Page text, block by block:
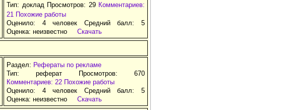
Тип: доклад Просмотров: 29 Комментариев:
21 Похожие работы
Оценило: 4 человек Средний балл: 5
Оценка: неизвестно Скачать
Раздел: Рефераты по рекламе
Тип: реферат Просмотров: 670
Комментариев: 22 Похожие работы
Оценило: 4 человек Средний балл: 5
Оценка: неизвестно Скачать